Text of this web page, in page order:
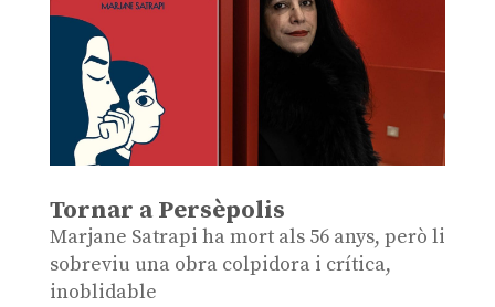
Tornar a Persèpolis
Marjane Satrapi ha mort als 56 anys, però li
sobreviu una obra colpidora i crítica,
inoblidable